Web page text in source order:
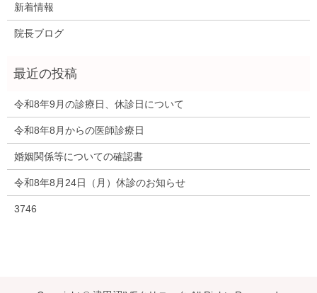
新着情報
院長ブログ
令和8年9月の診療日、休診日について
令和8年8月からの医師診療日
婚姻関係等についての確認書
令和8年8月24日（月）休診のお知らせ
3746